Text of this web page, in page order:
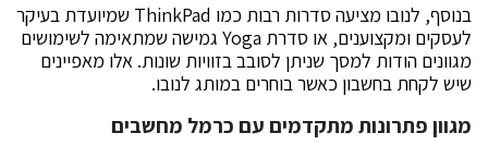
בנוסף, לנובו מציעה סדרות רבות כמו ThinkPad שמיועדת בעיקר
לעסקים ומקצוענים, או סדרת Yoga גמישה שמתאימה לשימושים
מגוונים הודות למסך שניתן לסובב בזוויות שונות. אלו מאפיינים
שיש לקחת בחשבון כאשר בוחרים במותג לנובו.
מגוון פתרונות מתקדמים עם כרמל מחשבים